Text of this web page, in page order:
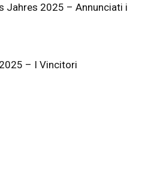
Jahres 2025 – Annunciati i
– I Vincitori